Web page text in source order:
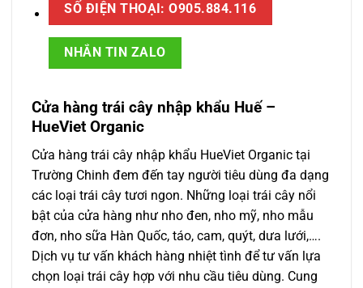
SỐ ĐIỆN THOẠI: O905.884.116
NHẮN TIN ZALO
Cửa hàng trái cây nhập khẩu Huế –
HueViet Organic
Cửa hàng trái cây nhập khẩu HueViet Organic tại
Trường Chinh đem đến tay người tiêu dùng đa dạng
các loại trái cây tươi ngon. Những loại trái cây nổi
bật của cửa hàng như nho đen, nho mỹ, nho mẫu
đơn, nho sữa Hàn Quốc, táo, cam, quýt, dưa lưới,….
Dịch vụ tư vấn khách hàng nhiệt tình để tư vấn lựa
chọn loại trái cây hợp với nhu cầu tiêu dùng. Cung